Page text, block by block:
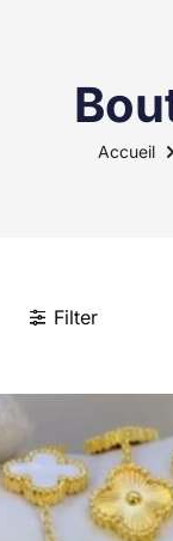
Accueil
Filter